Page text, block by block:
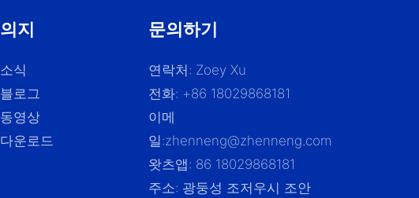
의지
소식
블로그
동영상
다운로드
문의하기
연락처: Zoey Xu
전화: +86 18029868181
이메
일:zhenneng@zhenneng.com
왓츠앱: 86 18029868181
주소: 광둥성 조저우시 조안